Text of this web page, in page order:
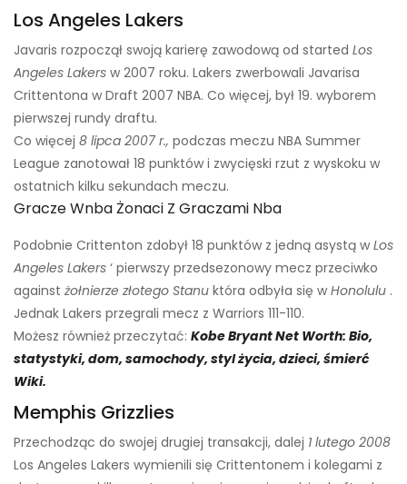
Los Angeles Lakers
Javaris rozpoczął swoją karierę zawodową od started Los
Angeles Lakers w 2007 roku. Lakers zwerbowali Javarisa
Crittentona w Draft 2007 NBA. Co więcej, był 19. wyborem
pierwszej rundy draftu.
Co więcej 8 lipca 2007 r., podczas meczu NBA Summer
League zanotował 18 punktów i zwycięski rzut z wyskoku w
ostatnich kilku sekundach meczu.
Gracze Wnba Żonaci Z Graczami Nba
Podobnie Crittenton zdobył 18 punktów z jedną asystą w Los
Angeles Lakers ‘ pierwszy przedsezonowy mecz przeciwko
against żołnierze złotego Stanu która odbyła się w Honolulu .
Jednak Lakers przegrali mecz z Warriors 111-110.
Możesz również przeczytać: Kobe Bryant Net Worth: Bio,
statystyki, dom, samochody, styl życia, dzieci, śmierć
Wiki.
Memphis Grizzlies
Przechodząc do swojej drugiej transakcji, dalej 1 lutego 2008
Los Angeles Lakers wymienili się Crittentonem i kolegami z